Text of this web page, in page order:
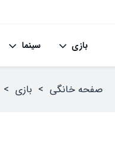
بازی سینما
صفحه خانگی > بازی >